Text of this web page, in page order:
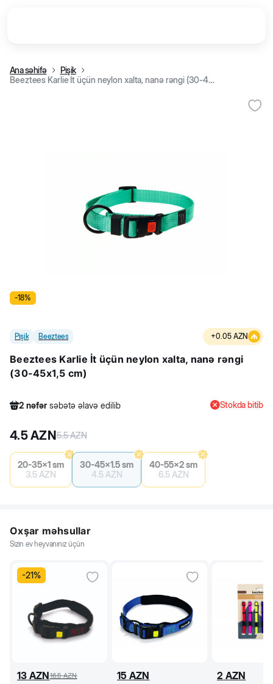
Ana səhifə
Pişik
Beeztees Karlie İt üçün neylon xalta, nanə rəngi (30-45x1,5 cm)
-18%
Pişik Beeztees +0.05 AZN
Beeztees Karlie İt üçün neylon xalta, nanə rəngi
(30-45x1,5 cm)
2 nəfər səbətə əlavə edilib
9 nəfər məhsulu alıb
səbətə əlavə edilib
Stokda bitib
4.5AZN5.5AZN
20-35x1 sm
3.5 AZN
30-45x1.5 sm
4.5 AZN
40-55x2 sm
6.5 AZN
Oxşar məhsullar
Sizin ev heyvanınız üçün
-21%
13 AZN16.5 AZN 15 AZN 2 AZN